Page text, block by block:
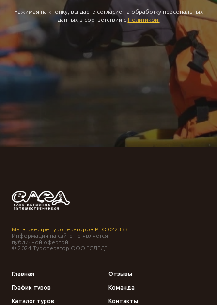
Нажимая на кнопку, вы даете согласие на обработку персональных
данных в соответствии с Политикой
Мы в реестре туроператоров РТО 022333
Информация на сайте не является
публичной офертой.
© 2024 Туроператор ООО "СЛЕД"
Главная
График туров
Каталог туров
Отзывы
Команда
Контакты